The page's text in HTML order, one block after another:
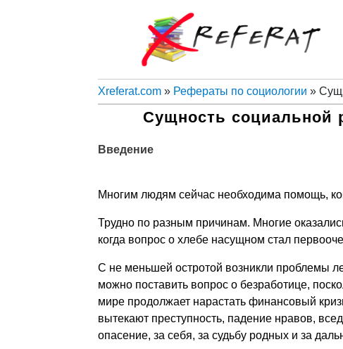
Xreferat.com» Рефераты по социологии »
Сущность социальной
Введение
Многим людям сейчас необходима помощь,
Трудно по разным причинам. Многие
когда вопрос о хлебе насущном стал
С не меньшей остротой возникли проблемы
можно поставить вопрос о безработице,
мире продолжает нарастать финансовый
вытекают преступность, падение нравов,
опасение, за себя, за судьбу родных и за